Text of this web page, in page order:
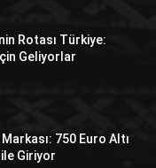
Rotası Türkiye:
Geliyorlar
750 Euro Altı
Giriyor